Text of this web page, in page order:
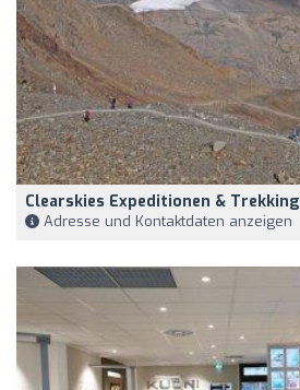
Clearskies Expeditionen & Trekking
Adresse und Kontaktdaten anzeigen